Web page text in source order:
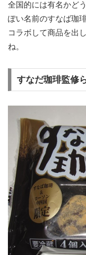
全国的には有名かど
ぽい名前のすなば珈
コラボして商品を出
ね。
すなだ珈琲監修